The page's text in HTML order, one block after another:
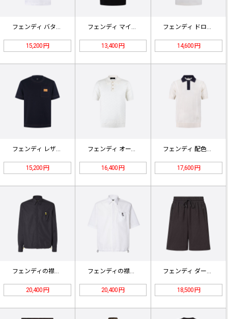
15,200 円 13,400 円 14,600 円
フェンディ レザーパッチポケットTシ…
15,200 円
フェンディ オープンニットポロ ホワ…
16,400 円
フェンディ 配色FF刺繍ポロ ホワイ…
17,600 円
フェンディの襟付きポケット付き長袖シ…
20,400 円
フェンディの襟付きポケット付き半袖シ…
20,400 円
フェンディ ダークパターン FF ジ…
18,500 円